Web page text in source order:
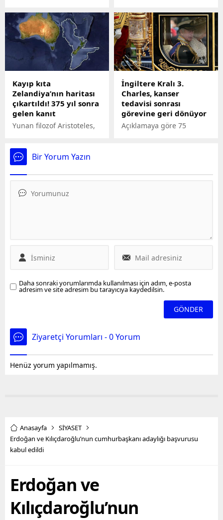
Talabani, KYB Anti Terör
Güçleri Sorumlusu yeğeni
Lahur Talabani ve p
hastanelere gelen kişi
sayısı 80 bini geçti.
Kayıp kıta
Zelandiya’nın haritası
çıkartıldı! 375 yıl sonra
gelen kanıt
Yunan filozof Aristoteles,
tarif ettiği hayali kıtaya,
kartograflar Latince
güneydeki bilinmeyen
Terra Australis Incognita
İngiltere Kralı 3.
Charles, kanser
tedavisi sonrası
görevine geri dönüyor
Açıklamaya göre 75
Bir Yorum Yazın
Daha sonraki yorumlarımda kullanılması için adım, e-posta
adresim ve site adresim bu tarayıcıya kaydedilsin.
Ziyaretçi Yorumları - 0 Yorum
Henüz yorum yapılmamış.
Anasayfa
SİYASET
Erdoğan ve Kılıçdaroğlu’nun cumhurbaşkanı adaylığı başvurusu
kabul edildi
Erdoğan ve
Kılıçdaroğlu’nun